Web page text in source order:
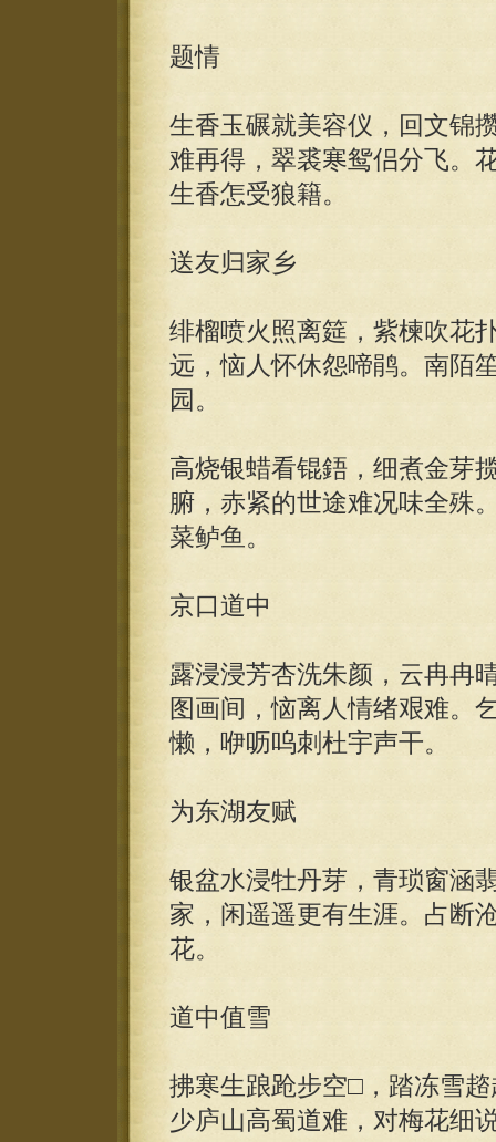
题情
生香玉碾就美容仪，回文锦
难再得，翠裘寒鸳侣分飞。
生香怎受狼籍。
送友归家乡
绯榴喷火照离筵，紫楝吹花
远，恼人怀休怨啼鹃。南陌
园。
高烧银蜡看锟鋙，细煮金芽
腑，赤紧的世途难况味全殊
菜鲈鱼。
京口道中
露浸浸芳杏洗朱颜，云冉冉
图画间，恼离人情绪艰难。
懒，咿呖呜刺杜宇声干。
为东湖友赋
银盆水浸牡丹芽，青琐窗涵
家，闲遥遥更有生涯。占断
花。
道中值雪
拂寒生踉跄步空□，踏冻雪
少庐山高蜀道难，对梅花细